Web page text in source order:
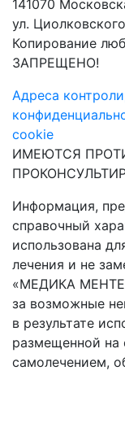
141070
ул.
Копирование
ЗАПРЕЩЕНО!
Адреса
cookie
ИМЕЮТСЯ
Информация,
справочный
использована
лечения и не
«МЕДИКА
за возможные
в результате
размещенной на
самолечением,